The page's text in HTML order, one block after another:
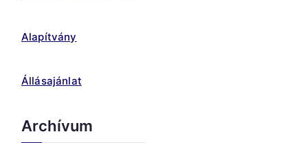
Alapítvány
Állásajánlat
Archívum